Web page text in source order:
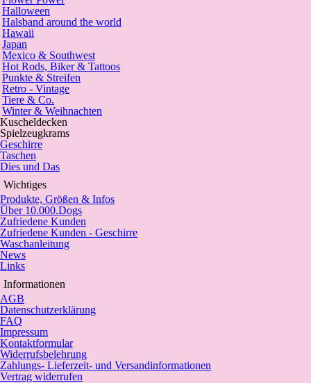
Halloween
Halsband around the world
Hawaii
Japan
Mexico & Southwest
Hot Rods, Biker & Tattoos
Punkte & Streifen
Retro - Vintage
Tiere & Co.
Winter & Weihnachten
Kuscheldecken
Spielzeugkrams
Geschirre
Taschen
Dies und Das
Wichtiges
Produkte, Größen & Infos
Über 10.000.Dogs
Zufriedene Kunden
Zufriedene Kunden - Geschirre
Waschanleitung
News
Links
Informationen
AGB
Datenschutzerklärung
FAQ
Impressum
Kontaktformular
Widerrufsbelehrung
Zahlungs- Lieferzeit- und Versandinformationen
Vertrag widerrufen